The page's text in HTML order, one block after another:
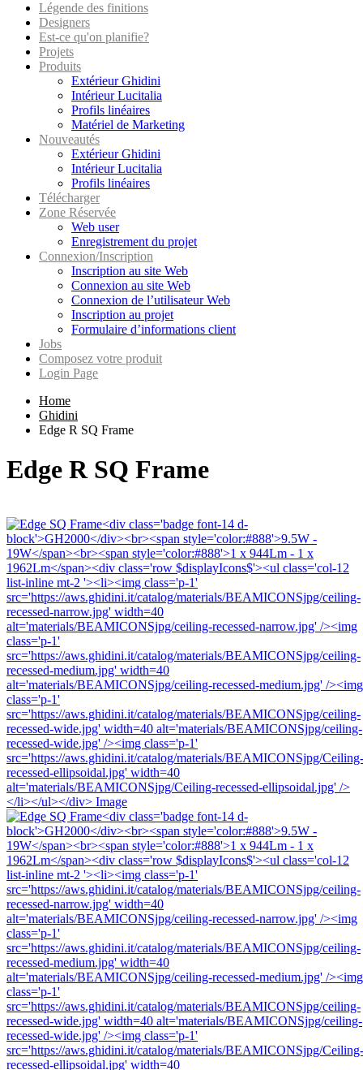
Légende des finitions
Designers
Est-ce qu'on planifie?
Projets
Produits
Extérieur Ghidini
Intérieur Lucitalia
Profils linéaires
Matériel de Marketing
Nouveautés
Extérieur Ghidini
Intérieur Lucitalia
Profils linéaires
Télécharger
Zone Réservée
Web user
Enregistrement du projet
Connexion/Inscription
Inscription au site Web
Connexion au site Web
Connexion de l’utilisateur Web
Inscription au projet
Formulaire d’informations client
Jobs
Composez votre produit
Login Page
Home
Ghidini
Edge R SQ Frame
Edge R SQ Frame